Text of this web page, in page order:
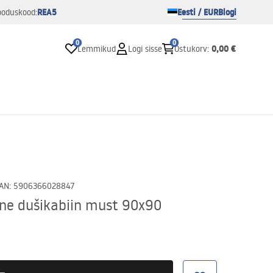
REA5 Eesti / EURBlogi
0
Lemmikud Logi sisse
0
Ostukorv: 0,00 €
: 5906366028847
dušikabiin must 90x90